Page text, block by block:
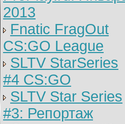
2013
Fnatic FragOut
CS:GO League
SLTV StarSeries
#4 CS:GO
SLTV Star Series
#3: Репортаж